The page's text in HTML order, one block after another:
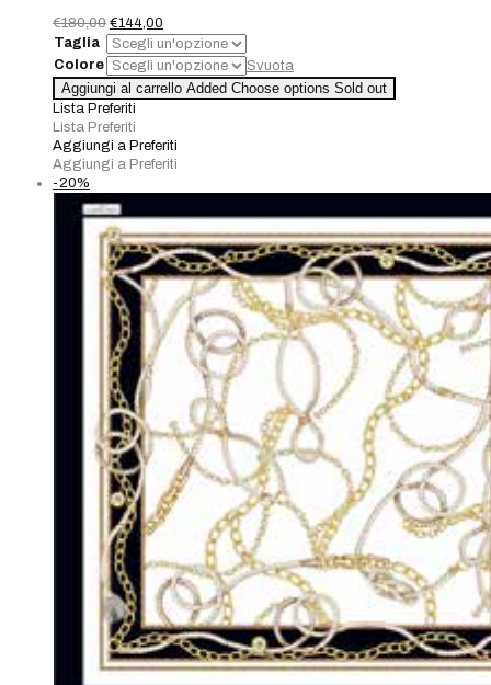
€180,00 Il
prezzo
originale
era:
€180,00.
€144,00
prezzo
attuale
è:
€144,00.
Taglia
Colore
Svuota
Casacca
Classe
Di
Valentina
BLU
quantità
Aggiungi al carrello Added Choose options Sold out
Lista Preferiti
Lista Preferiti
Aggiungi a Preferiti
Aggiungi a Preferiti
-20%